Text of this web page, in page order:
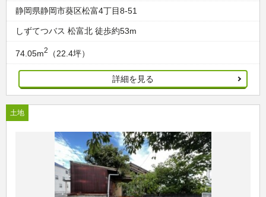
静岡県静岡市葵区松富4丁目8-51
しずてつバス 松富北 徒歩約53m
74.05m2 （22.4坪）
詳細を見る
土地